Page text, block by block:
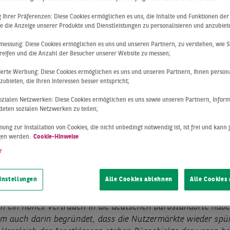
08.04.2021
Rahmenbedingungen für Büro-Investments
Pandemie weiter herausfordernd bleiben, konnte ein
zum Jahresauftakt erzielt werden. Bundesweit
Büroobjekte investiert. Das Ergebnis zeigt, dass die
Diskussion um die zu erwartende Entwicklung von
ein hohes Vertrauen in die deutschen Bürostandorte
auch darin begründet, dass die Nutzermärkte wieder
Ihrer Präferenzen: Diese Cookies ermöglichen es uns, die Inhalte und Funktionen
die Anzeige unserer Produkte und Dienstleistungen zu personalisieren und
Diese Cookies ermöglichen es uns und unseren Partnern, zu verstehen, wie
und die Anzahl der Besucher unserer Website zu messen;
Werbung: Diese Cookies ermöglichen es uns und unseren Partnern, Ihnen
die Ihren Interessen besser entspricht;
Netzwerken: Diese Cookies ermöglichen es uns sowie unseren Partnern,
sozialen Netzwerken zu teilen;
zur Installation von Cookies, die nicht unbedingt notwendig ist, ist frei und kann
werden. Cookie-Hinweise
Alle Cookies ablehnen Alle Cookies